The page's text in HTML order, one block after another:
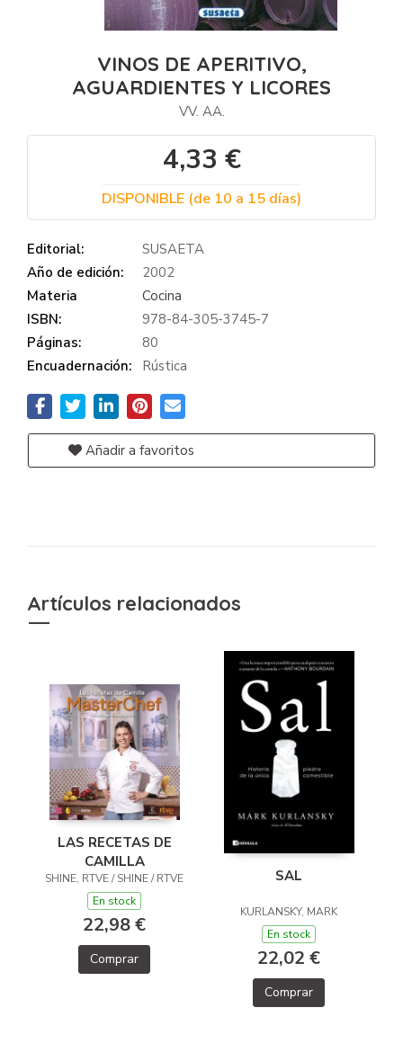
VINOS DE APERITIVO,
AGUARDIENTES Y LICORES
VV. AA.
4,33 €
DISPONIBLE (de 10 a 15 días)
Editorial:
SUSAETA
Año de edición:
2002
Materia
Cocina
ISBN:
978-84-305-3745-7
Páginas:
80
Encuadernación:
Rústica
Añadir a favoritos
Artículos relacionados
LAS RECETAS DE
CAMILLA
SHINE, RTVE / SHINE / RTVE
En stock
22,98 €
Comprar
SAL
KURLANSKY, MARK
En stock
22,02 €
Comprar